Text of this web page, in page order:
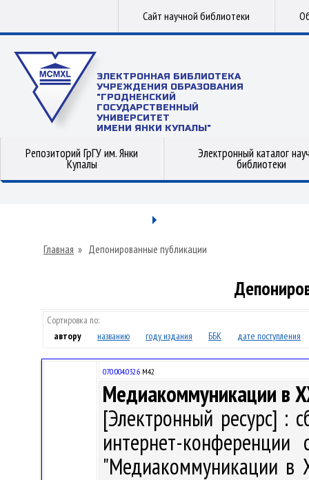
Сайт научной библиотеки
ЭЛЕКТРОННАЯ БИБЛИОТЕКА
УЧРЕЖДЕНИЯ ОБРАЗОВАНИЯ
"ГРОДНЕНСКИЙ
ГОСУДАРСТВЕННЫЙ
УНИВЕРСИТЕТ
ИМЕНИ ЯНКИ КУПАЛЫ"
Репозиторий ГрГУ им. Янки
Купалы
Электронный каталог
библиотеки
Главная » Депонированные публикации
Сортировка по:
автору
названию году издания ББК дате поступления
070:004.032.6 М42
Медиакоммуникации в
[Электронный ресурс] :
интернет-
"Медиакоммуникации в